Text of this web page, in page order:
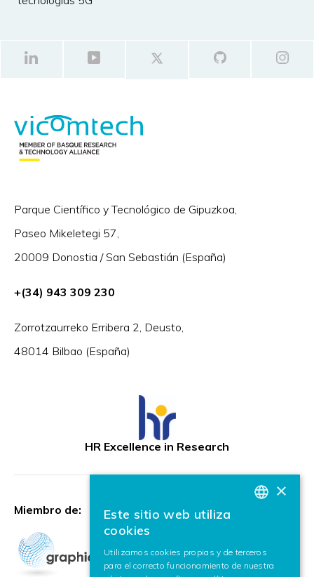
Parque Científico y Tecnológico de Gipuzkoa,
Paseo Mikeletegi 57,
20009 Donostia / San Sebastián (España)
+(34) 943 309 230
Zorrotzaurreko Erribera 2, Deusto,
48014 Bilbao (España)
HR Excellence in Research
Miembro de:
ENGLISH
×
Este sitio web utiliza
cookies
Utilizamos cookies propias y de terceros
para el correcto funcionamiento de nuestra